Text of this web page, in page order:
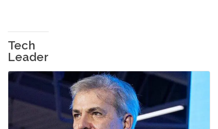
Tech
Leader